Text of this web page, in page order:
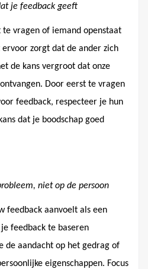
je feedback geeft
vragen of iemand openstaat
zorgt dat de ander zich
de kans vergroot dat onze
Door eerst te vragen
feedback, respecteer je hun
dat je boodschap goed
niet op de persoon
feedback aanvoelt als een
feedback te baseren
de aandacht op het gedrag of
eigenschappen. Focus